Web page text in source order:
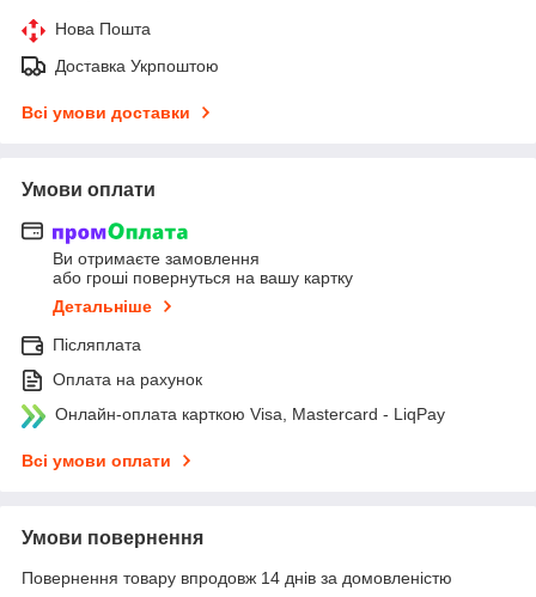
Нова Пошта
Доставка Укрпоштою
Всі умови доставки
Умови оплати
Ви отримаєте замовлення
або гроші повернуться на вашу картку
Детальніше
Післяплата
Оплата на рахунок
Онлайн-оплата карткою Visa, Mastercard - LiqPay
Всі умови оплати
Умови повернення
Повернення товару впродовж 14 днів за домовленістю